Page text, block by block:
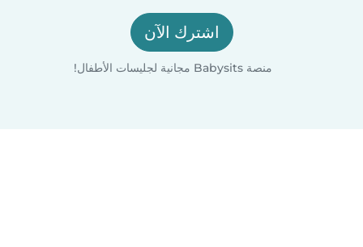
اشترك الآن
منصة Babysits مجانية لجليسات الأطفال!